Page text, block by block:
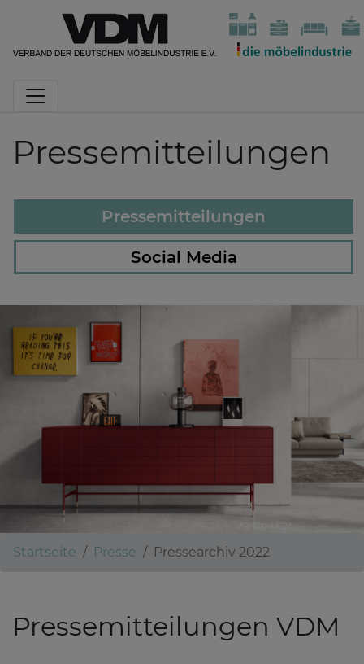
Pressemitteilungen
Pressemitteilungen
Social Media
Kettnaker
Startseite Presse Pressearchiv 2022
Pressemitteilungen VDM